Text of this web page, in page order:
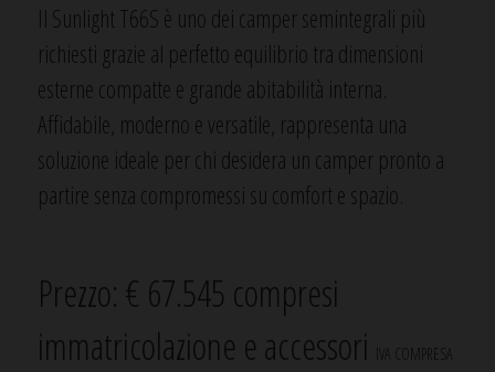
Il Sunlight T66S è uno dei camper semintegrali più
richiesti grazie al perfetto equilibrio tra dimensioni
esterne compatte e grande abitabilità interna.
Affidabile, moderno e versatile, rappresenta una
soluzione ideale per chi desidera un camper pronto a
partire senza compromessi su comfort e spazio.
Prezzo: € 67.545 compresi
immatricolazione e accessori
IVA COMPRESA